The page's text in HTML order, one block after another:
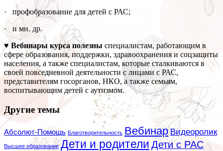
· профобразование для детей с РАС;
· и мн. др.
♥ Вебинары курса полезны специалистам, работающим в
сфере образования, поддержки, здравоохранения и соцзащиты
населения, а также специалистам, которые сталкиваются в
своей повседневной деятельности с лицами с РАС,
представителям госорганов, НКО, а также семьям,
воспитывающим детей с аутизмом.
Другие темы
Абсолют-Помощь Благотворительность Вебинар Видеоролик
Высшее образование Дети и родители Дети с РАС